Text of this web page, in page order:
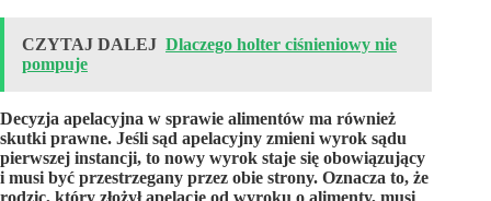
CZYTAJ DALEJ Dlaczego holter ciśnieniowy nie
pompuje
Decyzja apelacyjna w sprawie alimentów ma również
skutki prawne. Jeśli sąd apelacyjny zmieni wyrok sądu
pierwszej instancji, to nowy wyrok staje się obowiązujący
i musi być przestrzegany przez obie strony. Oznacza to, że
rodzic, który złożył apelację od wyroku o alimenty, musi